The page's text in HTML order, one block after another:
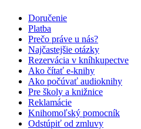
Doručenie
Platba
Prečo práve u nás?
Najčastejšie otázky
Rezervácia v kníhkupectve
Ako čítať e-knihy
Ako počúvať audioknihy
Pre školy a knižnice
Reklamácie
Knihomoľský pomocník
Odstúpiť od zmluvy